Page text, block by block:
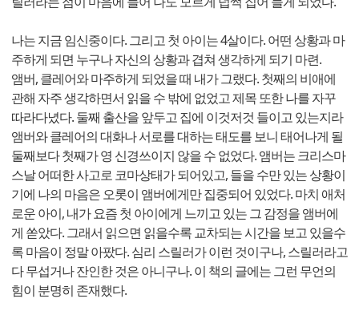
나는 지금 임신중이다. 그리고 첫 아이는 4살이다. 어떤 상황과 마
주하게 되면 누구나 자신의 상황과 겹쳐 생각하게 되기 마련.
앰버, 클레어와 마주하게 되었을 때 내가 그랬다. 첫째의 비애에
관해 자주 생각하면서 읽을 수 밖에 없었고 제목 또한 나를 자꾸
따라다녔다. 둘째 출산을 앞두고 집에 이것저것 들이고 있는지라
앰버와 클레어의 대화나 서로를 대하는 태도를 보니 태어나게 될
둘째보다 첫째가 영 신경쓰이지 않을 수 없었다. 앰버는 크리스마
스날 어떠한 사고로 코마상태가 되어있고, 들을 수만 있는 상황이
기에 나의 마음은 오롯이 앰버에게만 집중되어 있었다. 마치 애처
로운 아이, 내가 요즘 첫 아이에게 느끼고 있는 그 감정을 앰버에
게 쏟았다. 그래서 읽으면 읽을수록 교차되는 시간을 보고 있을수
록 마음이 정말 아팠다. 심리 스릴러가 이런 것이구나, 스릴러라고
다 무섭거나 잔인한 것은 아니구나. 이 책의 글에는 그런 무언의
힘이 분명히 존재했다.